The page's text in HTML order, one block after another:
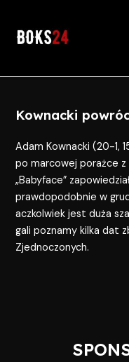
content
Kownacki
Adam Kownacki (20-1,
po marcowej porażce
„Babyface”
prawdopodobnie w
aczkolwiek jest duża
gali poznamy kilka dat
Zjednoczonych.